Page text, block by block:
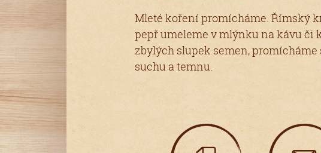
Mleté koření promícháme. Římský
pepř umeleme v mlýnku na kávu či
zbylých slupek semen,
suchu a temnu.